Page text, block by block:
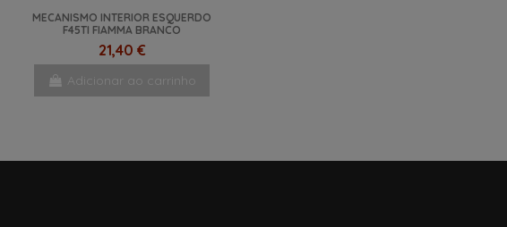
MECANISMO INTERIOR ESQUERDO
F45TI FIAMMA BRANCO
21,40 €
Adicionar ao carrinho